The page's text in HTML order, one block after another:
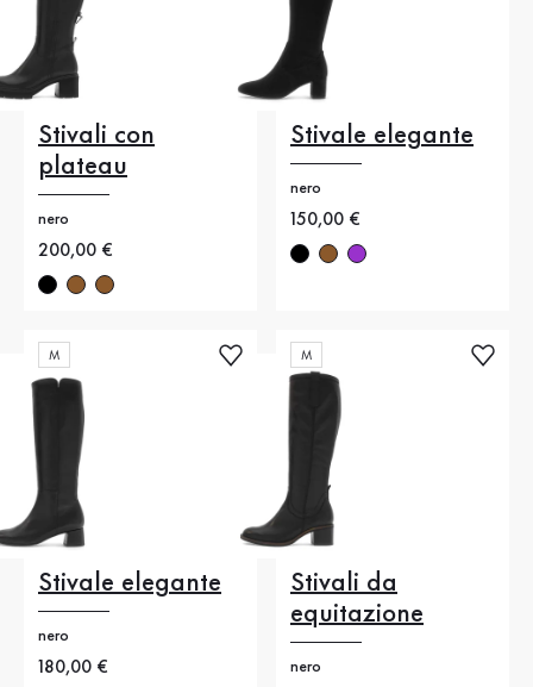
Stivali con
plateau
nero
Nuovo prezzo
200,00 €
Stivale elegante
nero
Nuovo prezzo
150,00 €
M
Stivale elegante
nero
Nuovo prezzo
180,00 €
M
Stivali da
equitazione
nero